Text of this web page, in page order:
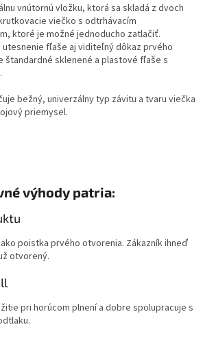
vnútornú vložku, ktorá sa skladá z dvoch
viečko s odtrhávacím
ktoré je možné jednoducho zatlačiť.
fľaše aj viditeľný dôkaz prvého
štandardné sklenené a plastové fľaše s
bežný, univerzálny typ závitu a tvaru viečka
priemysel.
výhody patria:
poistka prvého otvorenia. Zákazník ihneď
otvorený.
pri horúcom plnení a dobre spolupracuje s